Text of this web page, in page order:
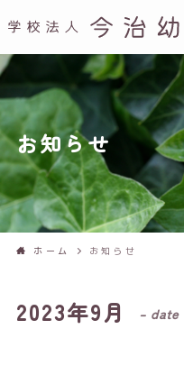
お知らせ
ホーム お知らせ
2023年9月 – date